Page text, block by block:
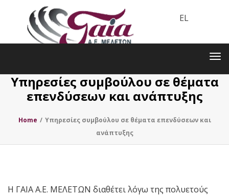
EL
Υπηρεσίες συμβούλου σε θέματα
επενδύσεων και ανάπτυξης
Home / Υπηρεσίες συμβούλου σε θέματα επενδύσεων και
ανάπτυξης
Η ΓΑΙΑ Α.Ε. ΜΕΛΕΤΩΝ διαθέτει λόγω της πολυετούς